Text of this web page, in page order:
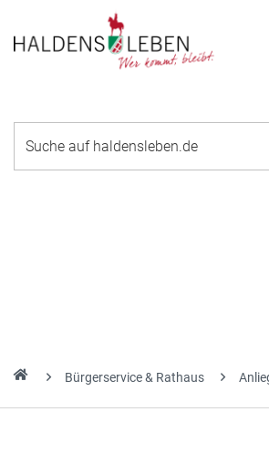
Bürgerservice & Rathaus